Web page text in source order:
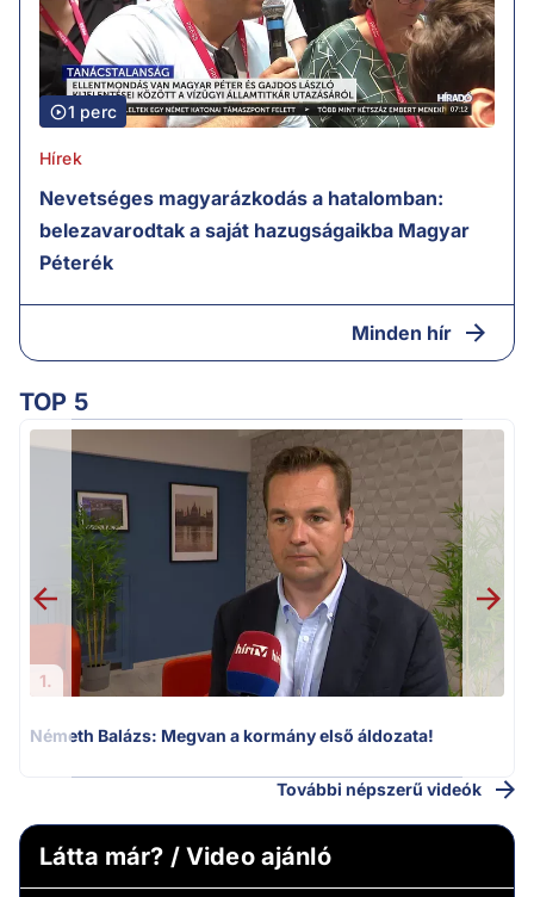
1 perc
Hírek
Nevetséges magyarázkodás a hatalomban:
belezavarodtak a saját hazugságaikba Magyar
Péterék
Minden hír
TOP 5
1.
Németh Balázs: Megvan a kormány első áldozata!
További népszerű videók
Látta már? / Video ajánló